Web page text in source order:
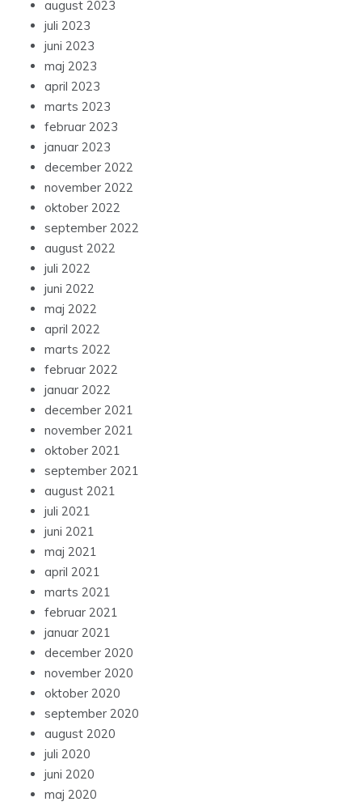
august 2023
juli 2023
juni 2023
maj 2023
april 2023
marts 2023
februar 2023
januar 2023
december 2022
november 2022
oktober 2022
september 2022
august 2022
juli 2022
juni 2022
maj 2022
april 2022
marts 2022
februar 2022
januar 2022
december 2021
november 2021
oktober 2021
september 2021
august 2021
juli 2021
juni 2021
maj 2021
april 2021
marts 2021
februar 2021
januar 2021
december 2020
november 2020
oktober 2020
september 2020
august 2020
juli 2020
juni 2020
maj 2020